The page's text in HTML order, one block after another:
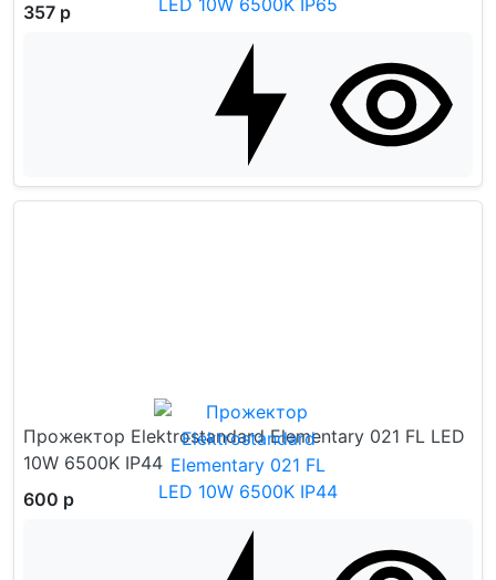
357 р
Прожектор Elektrostandard Elementary 021 FL LED
10W 6500K IP44
600 р